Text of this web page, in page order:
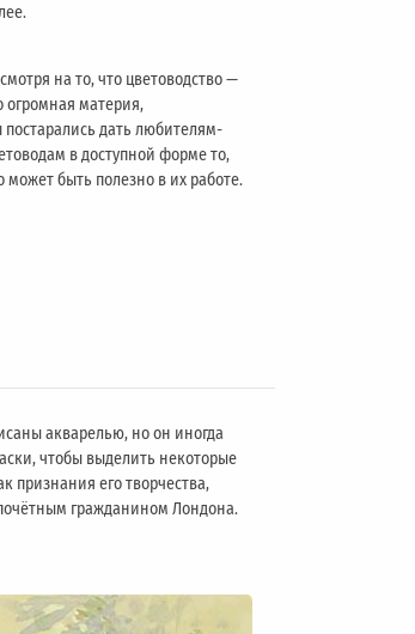
на то, что цветоводство —
огромная материя,
дать любителям-
в доступной форме то,
может быть полезно в их работе.
акварелью, но он иногда
чтобы выделить некоторые
признания его творчества,
гражданином Лондонa.